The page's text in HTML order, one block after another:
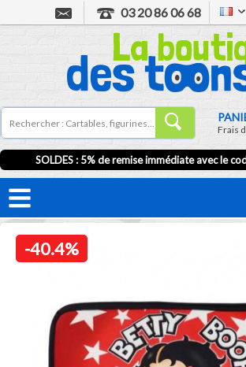
03 20 86 06 68
Frais
SOLDES : 5% de remise immédiate avec le
-40.4%